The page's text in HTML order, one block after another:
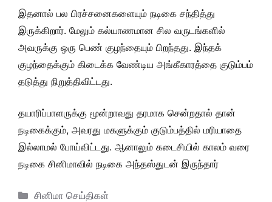
இதனால் பல பிரச்சனைகளையும் நடிகை சந்தித்து
இருக்கிறார். மேலும் கல்யாணமான சில வருடங்களில்
அவருக்கு ஒரு பெண் குழந்தையும் பிறந்தது. இந்தக்
குழந்தைக்கும் கிடைக்க வேண்டிய அங்கீகாரத்தை குடும்பம்
தடுத்து நிறுத்திவிட்டது.
தயாரிப்பாளருக்கு மூன்றாவது தரமாக சென்றதால் தான்
நடிகைக்கும், அவரது மகளுக்கும் குடும்பத்தில் மரியாதை
இல்லாமல் போய்விட்டது. ஆனாலும் கடைசியில் காலம் வரை
நடிகை சினிமாவில் நடிகை அந்தஸ்துடன் இருந்தார்
Categories
சினிமா செய்திகள்